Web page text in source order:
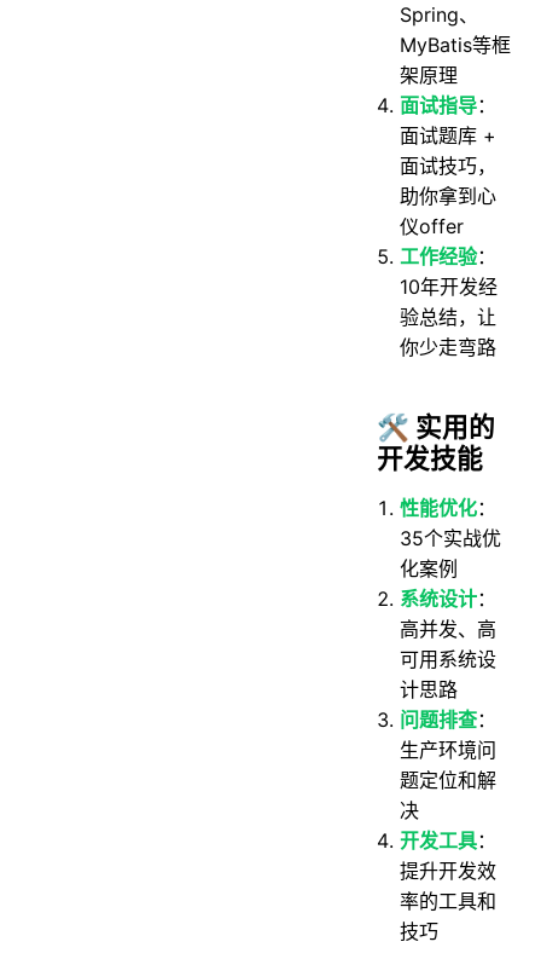
Spring、
MyBatis等框
架原理
面试指导：
面试题库 +
面试技巧，
助你拿到心
仪offer
工作经验：
10年开发经
验总结，让
你少走弯路
🛠️ 实用的
开发技能
性能优化：
35个实战优
化案例
系统设计：
高并发、高
可用系统设
计思路
问题排查：
生产环境问
题定位和解
决
开发工具：
提升开发效
率的工具和
技巧